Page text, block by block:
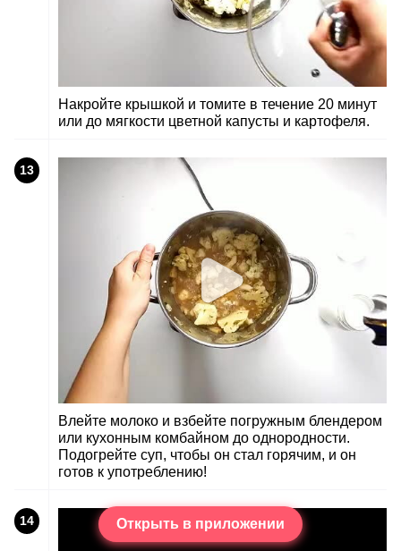
Накройте крышкой и томите в течение 20 минут
или до мягкости цветной капусты и картофеля.
13
Влейте молоко и взбейте погружным блендером
или кухонным комбайном до однородности.
Подогрейте суп, чтобы он стал горячим, и он
готов к употреблению!
14 Открыть в приложении